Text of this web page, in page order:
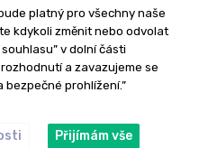
platný pro všechny naše
kdykoli změnit nebo odvolat
v dolní části
a zavazujeme se
prohlížení.”
Přijímám vše